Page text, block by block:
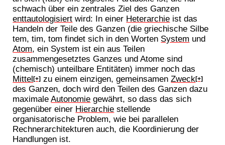
schwach über ein zentrales Ziel des Ganzen
enttautologisiert wird: In einer Heterarchie ist das
Handeln der Teile des Ganzen (die griechische Silbe
tem, tim, tom findet sich in den Worten System und
Atom, ein System ist ein aus Teilen
zusammengesetztes Ganzes und Atome sind
(chemisch) unteilbare Entitäten) immer noch das
Mittel[+] zu einem einzigen, gemeinsamenZweck[+]
des Ganzen, doch wird den Teilen des Ganzen dazu
maximaleAutonomie gewährt, so dass das sich
gegenüber einer Hierarchie stellende
organisatorische Problem, wie bei parallelen
Rechnerarchitekturen auch, die Koordinierung der
Handlungen ist.